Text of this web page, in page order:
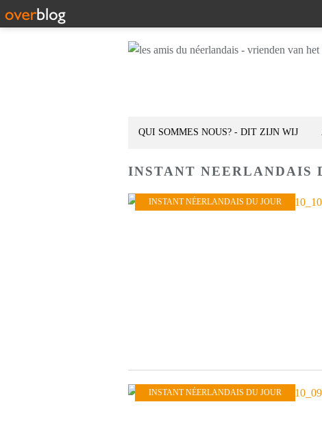
QUI SOMMES NOUS? - DIT ZIJN WIJ
INSTANT NEERLANDAIS
INSTANT NÉERLANDAIS DU JOUR
INSTANT NÉERLANDAIS DU JOUR